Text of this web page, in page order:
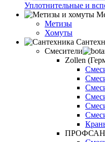
Уплотнительные и
Метизы
Хомуты
Смесители
Zollen
ПРОФСАН